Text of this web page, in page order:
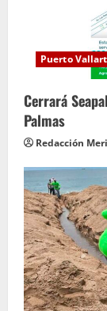
Puerto
Cerrará
Palmas
Redacción